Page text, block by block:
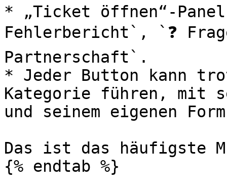
* „Ticket öffnen“-
Fehlerbericht`, `❓
Partnerschaft`.
* Jeder Button kann
Kategorie führen, mit
und seinem eigenen
Das ist das häufigste
{% endtab %}